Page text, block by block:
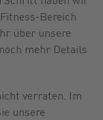
Bereich
über unsere
mehr Details
verraten. Im
unsere